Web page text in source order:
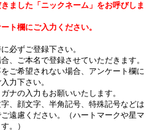
ました「ニックネーム」をお呼びしま
ト欄にご入力ください。
必ずご登録下さい。
、ご本名で登録させていただきます。
ご希望されない場合、アンケート欄に
力下さい。
ナの入力もお願いいたします。
、顔文字、半角記号、特殊記号などは
遠慮ください。（ハートマークや星マ
。）